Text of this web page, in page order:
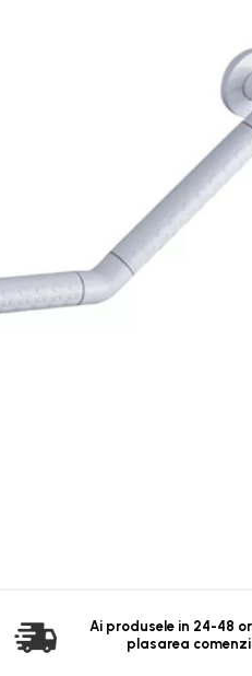
Ai produsele in 24-48
plasarea